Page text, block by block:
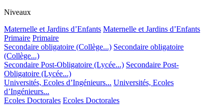
Niveaux
Maternelle et Jardins d’Enfants Maternelle et Jardins d’Enfants
Primaire Primaire
Secondaire obligatoire (Collège...) Secondaire obligatoire
(Collège...)
Secondaire Post-Obligatoire (Lycée...) Secondaire Post-
Obligatoire (Lycée...)
Universités, Ecoles d’Ingénieurs... Universités, Ecoles
d’Ingénieurs...
Ecoles Doctorales Ecoles Doctorales